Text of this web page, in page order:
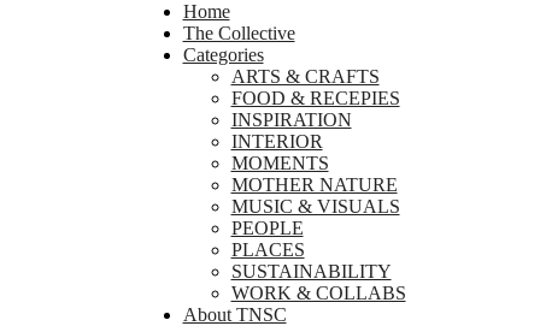
Home
The Collective
Categories
ARTS & CRAFTS
FOOD & RECEPIES
INSPIRATION
INTERIOR
MOMENTS
MOTHER NATURE
MUSIC & VISUALS
PEOPLE
PLACES
SUSTAINABILITY
WORK & COLLABS
About TNSC